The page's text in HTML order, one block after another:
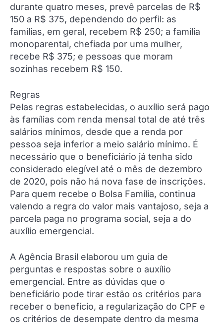
durante quatro meses, prevê parcelas de R$
150 a R$ 375, dependendo do perfil: as
famílias, em geral, recebem R$ 250; a família
monoparental, chefiada por uma mulher,
recebe R$ 375; e pessoas que moram
sozinhas recebem R$ 150.
Regras
Pelas regras estabelecidas, o auxílio será pago
às famílias com renda mensal total de até três
salários mínimos, desde que a renda por
pessoa seja inferior a meio salário mínimo. É
necessário que o beneficiário já tenha sido
considerado elegível até o mês de dezembro
de 2020, pois não há nova fase de inscrições.
Para quem recebe o Bolsa Família, continua
valendo a regra do valor mais vantajoso, seja a
parcela paga no programa social, seja a do
auxílio emergencial.
A Agência Brasil elaborou um guia de
perguntas e respostas sobre o auxílio
emergencial. Entre as dúvidas que o
beneficiário pode tirar estão os critérios para
receber o benefício, a regularização do CPF e
os critérios de desempate dentro da mesma